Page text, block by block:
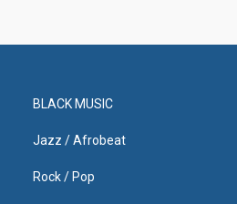
BLACK MUSIC
Jazz / Afrobeat
Rock / Pop